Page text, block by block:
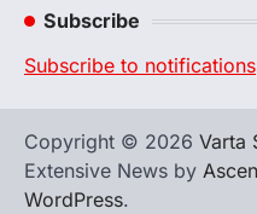
Subscribe
Subscribe to notifications
Copyright © 2026 Varta
Extensive News by
WordPress.